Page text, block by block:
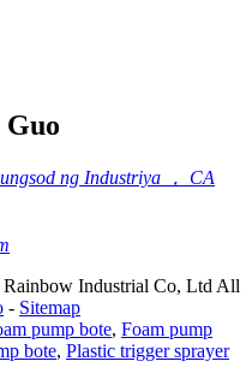
Guo
ng Industriya ， CA
Industrial Co, Ltd All
- Sitemap
pump bote, Foam pump
bote, Plastic trigger sprayer